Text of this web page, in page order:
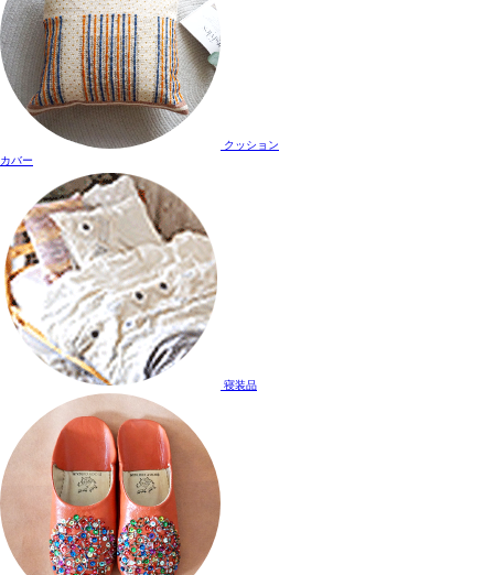
クッション
カバー
寝装品